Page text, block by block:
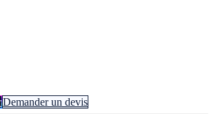
Demander un devis